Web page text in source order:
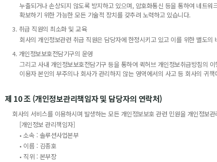
누출되거나 손상되지 않도록 방지하고 있으며, 암호화통신 등을 통하여 네트
확보하기 위한 가능한 모든 기술적 장치를 갖추려 노력하고 있습니다.
3. 취급 직원의 최소화 및 교육
회사의 개인정보관련 취급 직원은 담당자에 한정시키고 있고 이를 위한 별도
4. 개인정보보호전담기구의 운영
그리고 사내 개인정보보호전담기구 등을 통하여 퀵허브 개인정보취급방침의
이용자 본인의 부주의나 회사가 관리하지 않는 영역에서의 사고 등 회사의 귀
제 10 조 (개인정보관리책임자 및 담당자의 연락처)
회사의 서비스를 이용하시며 발생하는 모든 개인정보보호 관련 민원을 개인정보
[개인정보 관리책임자]
• 소속 : 솔루션사업본부
• 이름 : 김종호
• 직위 : 본부장